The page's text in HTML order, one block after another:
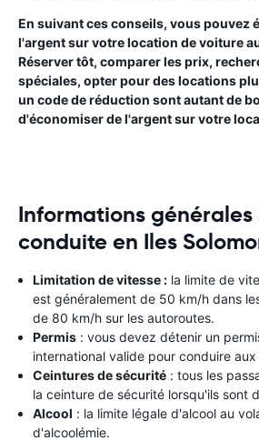
En suivant ces conseils, vous pouvez
l'argent sur votre location de voiture
Réserver tôt, comparer les prix,
spéciales, opter pour des locations
un code de réduction sont autant de
d'économiser de l'argent sur votre
Informations générales
conduite en Iles
Limitation de vitesse : la limite de
est généralement de 50 km/h dans
de 80 km/h sur les autoroutes.
Permis : vous devez détenir un
international valide pour conduire aux
Ceintures de sécurité : tous les
la ceinture de sécurité lorsqu'ils sont
Alcool : la limite légale d'alcool au
d'alcoolémie.